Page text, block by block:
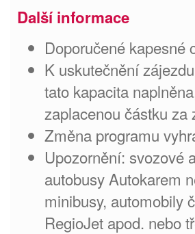
Další informace
Doporučené kapesné
K uskutečnění
tato kapacita
zaplacenou částku
Změna programu
Upozornění: svozové
autobusy Autokarem
minibusy, automobily
RegioJet apod. nebo